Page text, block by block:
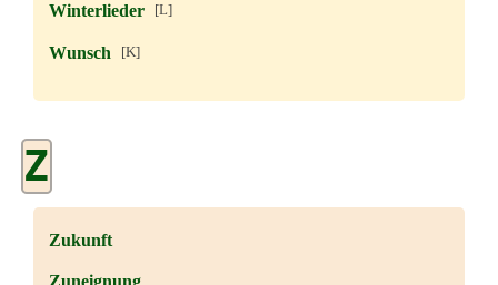
Winterlieder[L]
Wunsch [K]
Z
Zukunft